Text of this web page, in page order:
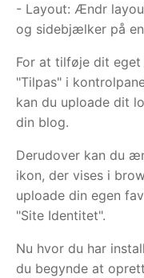
- Layout: Ændr
og sidebjælker på
For at tilføje dit
"Tilpas" i
kan du uploade dit
din blog.
Derudover kan du
ikon, der vises i
uploade din egen
"Site Identitet".
Nu hvor du har
du begynde at